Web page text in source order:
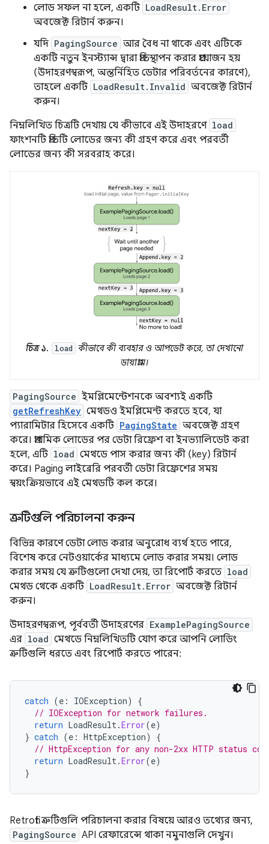
লোড সফল না হলে, একটি LoadResult.Error
অবজেক্ট রিটার্ন করুন।
যদি PagingSource আর বৈধ না থাকে এবং এটিকে
একটি নতুন ইনস্ট্যান্স দ্বারা প্রতিস্থাপন করার প্রয়োজন হয়
(উদাহরণস্বরূপ, অন্তর্নিহিত ডেটার পরিবর্তনের কারণে),
তাহলে একটি LoadResult.Invalid অবজেক্ট রিটার্ন
করুন।
নিম্নলিখিত চিত্রটি দেখায় যে কীভাবে এই উদাহরণে load
ফাংশনটি প্রতিটি লোডের জন্য কী গ্রহণ করে এবং পরবর্তী
লোডের জন্য কী সরবরাহ করে।
চিত্র ১. load কীভাবে কী ব্যবহার ও আপডেট করে, তা দেখানো
ডায়াগ্রাম।
PagingSource ইমপ্লিমেন্টেশনকে অবশ্যই একটি
getRefreshKey মেথডও ইমপ্লিমেন্ট করতে হবে, যা
প্যারামিটার হিসেবে একটি PagingState অবজেক্ট গ্রহণ
করে। প্রাথমিক লোডের পর ডেটা রিফ্রেশ বা ইনভ্যালিডেট করা
হলে, এটি load মেথডে পাস করার জন্য কী (key) রিটার্ন
করে। Paging লাইব্রেরি পরবর্তী ডেটা রিফ্রেশের সময়
স্বয়ংক্রিয়ভাবে এই মেথডটি কল করে।
ত্রুটিগুলি পরিচালনা করুন
বিভিন্ন কারণে ডেটা লোড করার অনুরোধ ব্যর্থ হতে পারে,
বিশেষ করে নেটওয়ার্কের মাধ্যমে লোড করার সময়। লোড
করার সময় যে ত্রুটিগুলো দেখা দেয়, তা রিপোর্ট করতে load
মেথড থেকে একটি LoadResult.Error অবজেক্ট রিটার্ন
করুন।
উদাহরণস্বরূপ, পূর্ববর্তী উদাহরণের ExamplePagingSource
এর load মেথডে নিম্নলিখিতটি যোগ করে আপনি লোডিং
ত্রুটিগুলি ধরতে এবং রিপোর্ট করতে পারেন:
catch (e : IOException)
{
// IOException for network failures.
return LoadResult.Error(e)
} catch (e : HttpException)
{
// HttpException for any non-2xx HTTP status
return LoadResult.Error(e)
}
Retrofit ত্রুটিগুলি পরিচালনা করার বিষয়ে আরও তথ্যের জন্য,
PagingSource API রেফারেন্সে থাকা নমুনাগুলি দেখুন।